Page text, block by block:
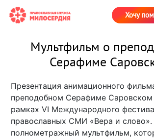
Хочу
Мультфильм о
Серафиме
Презентация анимационного
преподобном Серафиме Саровском
рамках VI Международного
православных СМИ «Вера и
полнометражный мультфильм,